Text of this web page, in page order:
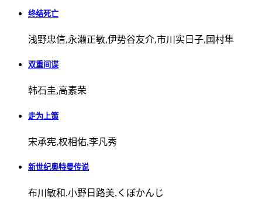
终结死亡
浅野忠信,永濑正敏,伊势谷友介,市川实日子,国村隼
双重间谍
韩石圭,高素荣
走为上策
宋承宪,权相佑,李凡秀
新世纪奥特曼传说
布川敏和,小野日路美,くぼかんじ